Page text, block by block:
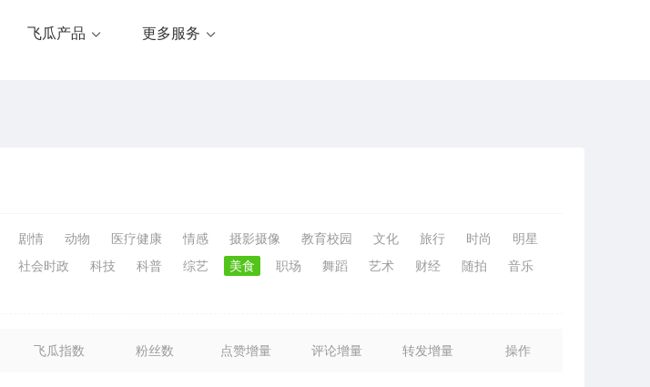
飞瓜产品 更多服务
剧情 动物 医疗健康 情感 摄影摄像 教育校园 文化 旅行 时尚
明星
社会时政 科技 科普 综艺 美食 职场 舞蹈 艺术 财经 随拍
音乐
飞瓜指数 粉丝数 点赞增量 评论增量 转发增量 操作